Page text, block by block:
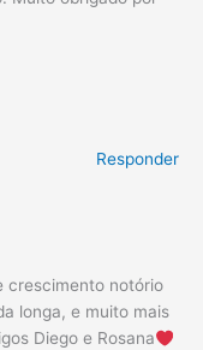
Responder
crescimento notório
longa, e muito mais
Diego e Rosana